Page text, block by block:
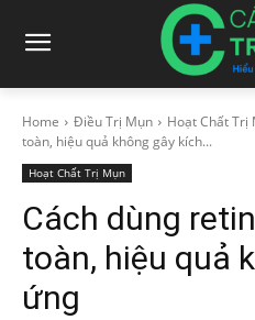
Home Điều Trị Mụn Hoạt Chất Trị
toàn, hiệu quả không gây kích...
Hoạt Chất Trị Mụn
Cách dùng
toàn, hiệu quả
ứng